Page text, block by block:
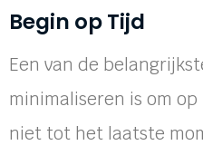
Begin op Tijd
Een van de
minimaliseren is om
niet tot het laatste